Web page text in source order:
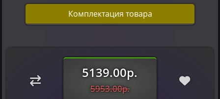
Комплектация товара
5139.00р.
5953.00р.